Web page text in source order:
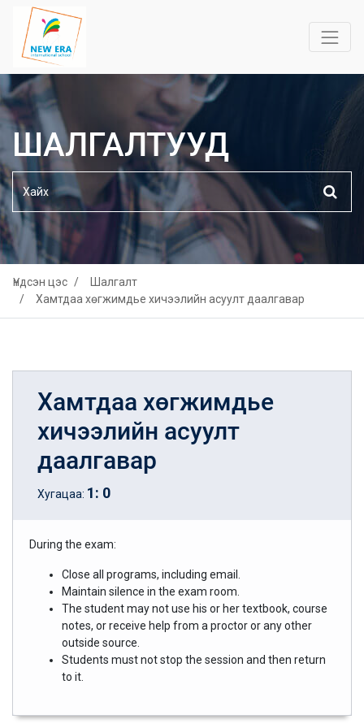
ШАЛГАЛТУУД
Үндсэн цэс
Шалгалт
Хамтдаа хөгжимдье хичээлийн асуулт даалгавар
Хамтдаа хөгжимдье
хичээлийн асуулт
даалгавар
Хугацаа: 1: 0
During the exam:
Close all programs, including email.
Maintain silence in the exam room.
The student may not use his or her textbook, course
notes, or receive help from a proctor or any other
outside source.
Students must not stop the session and then return
to it.